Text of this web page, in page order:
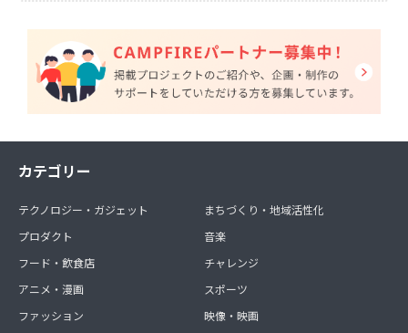
カテゴリー
テクノロジー・ガジェット
プロダクト
フード・飲食店
アニメ・漫画
ファッション
まちづくり・地域活性化
音楽
チャレンジ
スポーツ
映像・映画